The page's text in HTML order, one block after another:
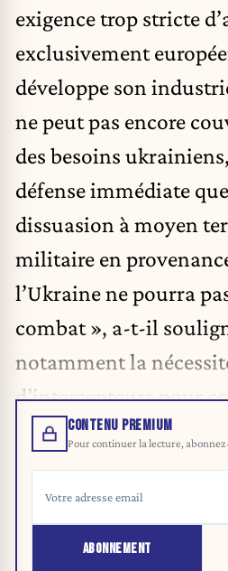
exigence trop stricte
exclusivement
développe son
ne peut pas encore
des besoins
défense immédiate
dissuasion à moyen
militaire en
l’Ukraine ne pourra
combat », a-t-il
notamment la
d’intercepteurs pour
CONTENU PREMIUM
Pour continuer la lecture,
ABONNEMENT